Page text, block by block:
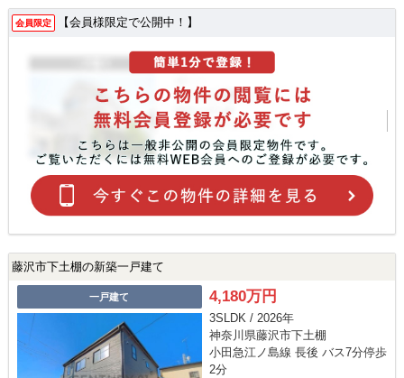
会員限定 【会員様限定で公開中！】
藤沢市下土棚の新築一戸建て
一戸建て 4,180万円
3SLDK / 2026年
神奈川県藤沢市下土棚
小田急江ノ島線 長後 バス7分停歩
2分